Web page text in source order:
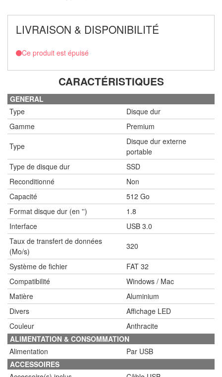
LIVRAISON & DISPONIBILITÉ
Ce produit est épuisé
CARACTÉRISTIQUES
GENERAL
Type
Disque dur
Gamme
Premium
Type
Disque dur externe
portable
Type de disque dur
SSD
Reconditionné
Non
Capacité
512 Go
Format disque dur (en '')
1.8
Interface
USB 3.0
Taux de transfert de données
(Mo/s)
320
Système de fichier
FAT 32
Compatibilité
Windows / Mac
Matière
Aluminium
Divers
Affichage LED
Couleur
Anthracite
ALIMENTATION & CONSOMMATION
Alimentation
Par USB
ACCESSOIRES